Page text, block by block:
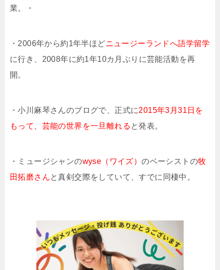
業。・
・2006年から約1年半ほどニュージーランドへ語学留学
に行き、2008年に約1年10カ月ぶりに芸能活動を再
開。
・小川麻琴さんのブログで、正式に2015年3月31日を
もって、芸能の世界を一旦離れる と発表。
・ミュージシャンのwyse（ワイズ）のベーシストの牧
田拓磨さんと真剣交際をしていて、すでに同棲中。